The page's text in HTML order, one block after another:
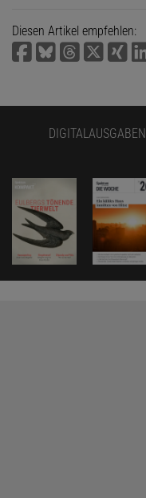
Diesen Artikel empfehlen:
DIGITALAUSGABEN